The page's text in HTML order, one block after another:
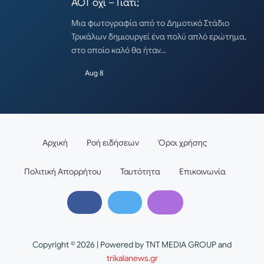
ΑΟΤ όχι – Γιατί;
Μια φωτογραφία από το Δημοτικό Στάδιο
Τρικάλων δημιουργεί ένα πολύ απλό ερώτημα,
στο οποίο καλό θα ήταν…
Aug 8
Copyright © 2026 | Powered by TNT MEDIA GROUP and
trikalanews.gr
Αρχική Ροή ειδήσεων Όροι χρήσης
Πολιτική Απορρήτου Ταυτότητα Επικοινωνία